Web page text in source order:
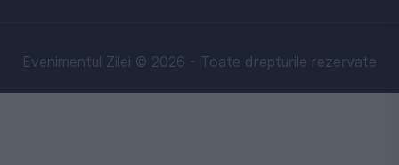
Evenimentul Zilei © 2026 - Toate drepturile rezervate